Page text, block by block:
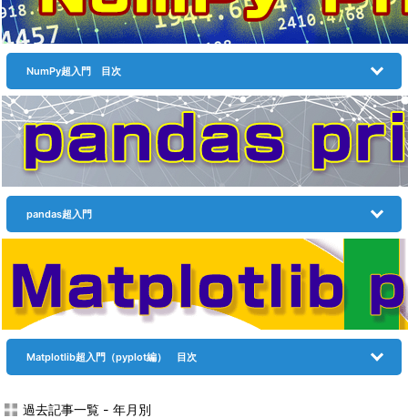
NumPy超入門 目次
pandas超入門
Matplotlib超入門（pyplot編） 目次
過去記事一覧 - 年月別